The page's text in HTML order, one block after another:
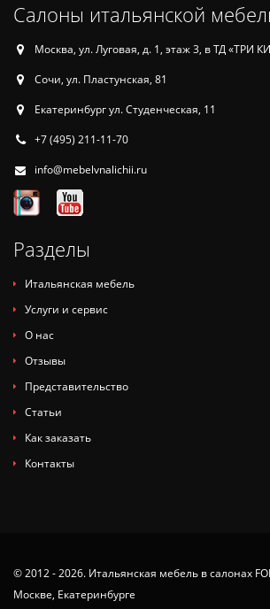
Салоны итальянской
Москва, ул. Луговая, д. 1, этаж 3, в ТД «ТРИ
Сочи, ул. Пластунская, 81
Екатеринбург ул. Студенческая, 11
+7 (495) 211-11-70
info@mebelvnalichii.ru
Разделы
Итальянская мебель
Услуги и сервис
О нас
Отзывы
Представительство
Статьи
Как заказать
Контакты
© 2012 - 2026. Итальянская мебель в салонах
Москве, Екатеринбурге